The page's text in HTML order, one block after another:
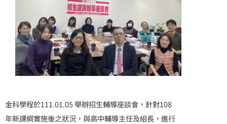
金科學程於111.01.05 舉辦招生輔導座談會，針對108
年新課綱實施後之狀況，與高中輔導主任及組長，進行